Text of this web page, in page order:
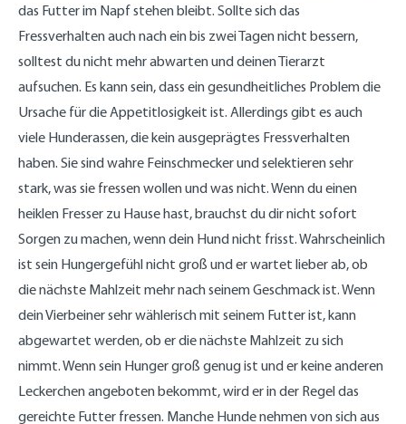
das Futter im Napf stehen bleibt. Sollte sich das
Fressverhalten auch nach ein bis zwei Tagen nicht bessern,
solltest du nicht mehr abwarten und deinen Tierarzt
aufsuchen. Es kann sein, dass ein gesundheitliches Problem die
Ursache für die Appetitlosigkeit ist. Allerdings gibt es auch
viele Hunderassen, die kein ausgeprägtes Fressverhalten
haben. Sie sind wahre Feinschmecker und selektieren sehr
stark, was sie fressen wollen und was nicht. Wenn du einen
heiklen Fresser zu Hause hast, brauchst du dir nicht sofort
Sorgen zu machen, wenn dein Hund nicht frisst. Wahrscheinlich
ist sein Hungergefühl nicht groß und er wartet lieber ab, ob
die nächste Mahlzeit mehr nach seinem Geschmack ist. Wenn
dein Vierbeiner sehr wählerisch mit seinem Futter ist, kann
abgewartet werden, ob er die nächste Mahlzeit zu sich
nimmt. Wenn sein Hunger groß genug ist und er keine anderen
Leckerchen angeboten bekommt, wird er in der Regel das
gereichte Futter fressen. Manche Hunde nehmen von sich aus